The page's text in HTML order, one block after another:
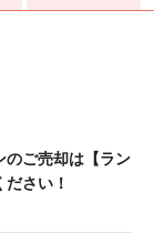
のご売却は【ラン
ださい！